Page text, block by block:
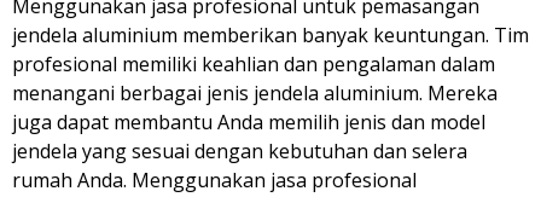
Menggunakan jasa profesional untuk pemasangan
jendela aluminium memberikan banyak keuntungan. Tim
profesional memiliki keahlian dan pengalaman dalam
menangani berbagai jenis jendela aluminium. Mereka
juga dapat membantu Anda memilih jenis dan model
jendela yang sesuai dengan kebutuhan dan selera
rumah Anda. Menggunakan jasa profesional